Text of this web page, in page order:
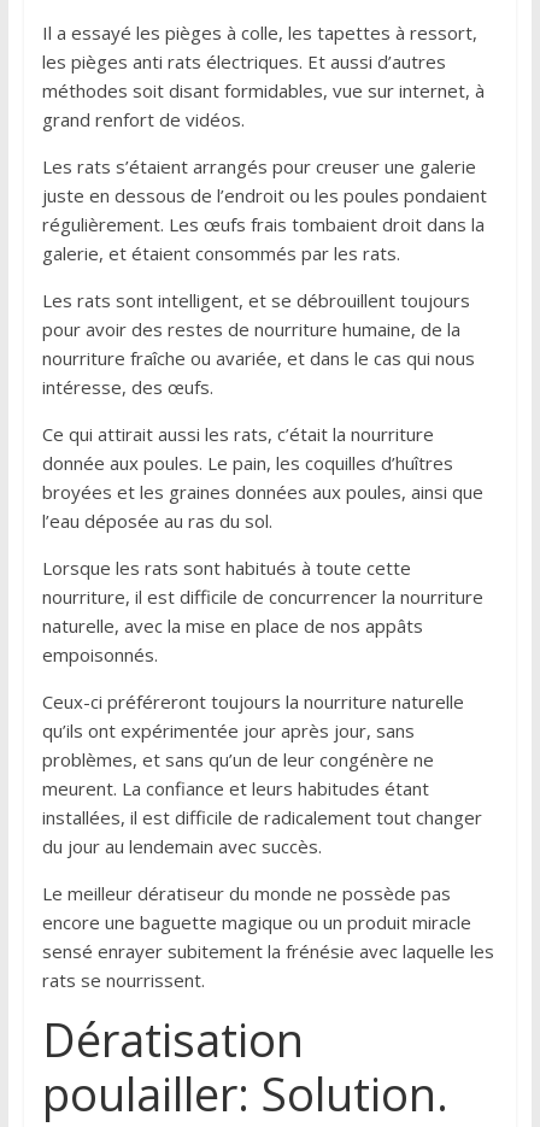
Il a essayé les pièges à colle, les tapettes à ressort,
les pièges anti rats électriques. Et aussi d’autres
méthodes soit disant formidables, vue sur internet, à
grand renfort de vidéos.
Les rats s’étaient arrangés pour creuser une galerie
juste en dessous de l’endroit ou les poules pondaient
régulièrement. Les œufs frais tombaient droit dans la
galerie, et étaient consommés par les rats.
Les rats sont intelligent, et se débrouillent toujours
pour avoir des restes de nourriture humaine, de la
nourriture fraîche ou avariée, et dans le cas qui nous
intéresse, des œufs.
Ce qui attirait aussi les rats, c’était la nourriture
donnée aux poules. Le pain, les coquilles d’huîtres
broyées et les graines données aux poules, ainsi que
l’eau déposée au ras du sol.
Lorsque les rats sont habitués à toute cette
nourriture, il est difficile de concurrencer la nourriture
naturelle, avec la mise en place de nos appâts
empoisonnés.
Ceux-ci préféreront toujours la nourriture naturelle
qu’ils ont expérimentée jour après jour, sans
problèmes, et sans qu’un de leur congénère ne
meurent. La confiance et leurs habitudes étant
installées, il est difficile de radicalement tout changer
du jour au lendemain avec succès.
Le meilleur dératiseur du monde ne possède pas
encore une baguette magique ou un produit miracle
sensé enrayer subitement la frénésie avec laquelle les
rats se nourrissent.
Dératisation
poulailler: Solution.